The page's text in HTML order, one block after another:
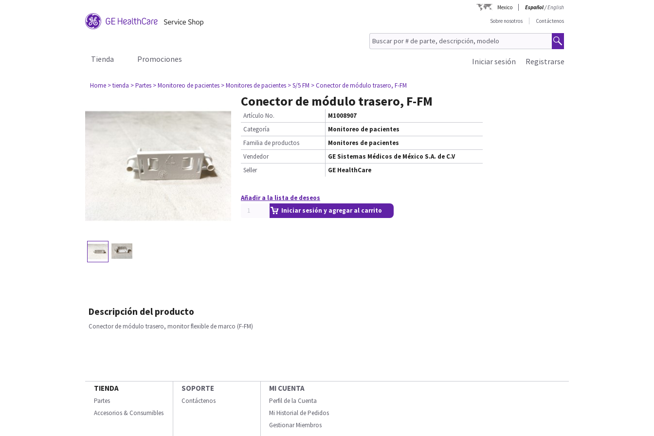
Mexico Español/English
Sobre nosotros
Contáctenos
Tienda Promociones Registrarse
Iniciar sesión
Home > tienda > Partes > Monitoreo de pacientes > Monitores de pacientes > S/5 FM > Conector de módulo trasero, F-FM
Conector de módulo trasero, F-FM
Artículo No.
M1008907
Categoría
Monitoreo de pacientes
Familia de productos
Monitores de pacientes
Vendedor
GE Sistemas Médicos de México S.A. de C.V
Seller
GE HealthCare
Añadir a la lista de deseos
Iniciar sesión y agregar al carrito
Descripción del producto
Conector de módulo trasero, monitor flexible de marco (F-FM)
TIENDA
Partes
Accesorios & Consumibles
SOPORTE
Contáctenos
MI CUENTA
Perfil de la Cuenta
Mi Historial de Pedidos
Gestionar Miembros